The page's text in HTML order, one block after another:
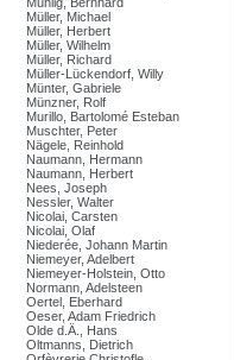
Müller, Michael
Müller, Herbert
Müller, Wilhelm
Müller, Richard
Müller-Lückendorf, Willy
Münter, Gabriele
Münzner, Rolf
Murillo, Bartolomé Esteban
Muschter, Peter
Nägele, Reinhold
Naumann, Hermann
Naumann, Herbert
Nees, Joseph
Nessler, Walter
Nicolai, Carsten
Nicolai, Olaf
Niederée, Johann Martin
Niemeyer, Adelbert
Niemeyer-Holstein, Otto
Normann, Adelsteen
Oertel, Eberhard
Oeser, Adam Friedrich
Olde d.Ä., Hans
Oltmanns, Dietrich